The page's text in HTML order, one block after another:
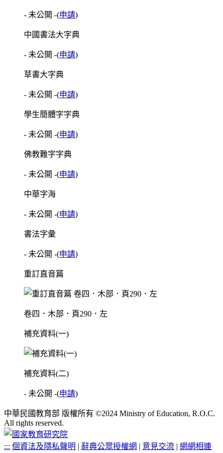
- 未公開 -(申請)
中國書法大字典
- 未公開 -(申請)
草書大字典
- 未公開 -(申請)
學生簡體字字典
- 未公開 -(申請)
佛教難字字典
- 未公開 -(申請)
中華字海
- 未公開 -(申請)
書法字彙
- 未公開 -(申請)
重訂直音篇
卷四．木部．頁290．左
補充資料(一)
補充資料(二)
- 未公開 -(申請)
中華民國教育部 版權所有 ©2024 Ministry of Education, R.O.C.
All rights reserved.
::: 個資法及隱私聲明 | 辭典公眾授權網 | 意見交流 | 網網相連